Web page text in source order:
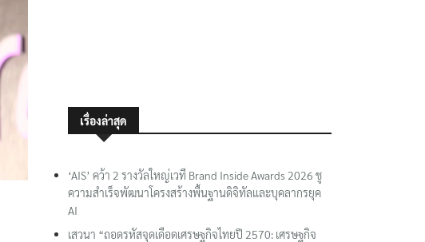
เรื่องล่าสุด
‘AIS’ คว้า 2 รางวัลใหญ่เวที Brand Inside Awards 2026 ชู
ความสำเร็จพัฒนาโครงสร้างพื้นฐานดิจิทัลและบุคลากรยุค
AI
เสวนา “ถอดรหัสจุดเดือดเศรษฐกิจไทยปี 2570: เศรษฐกิจ